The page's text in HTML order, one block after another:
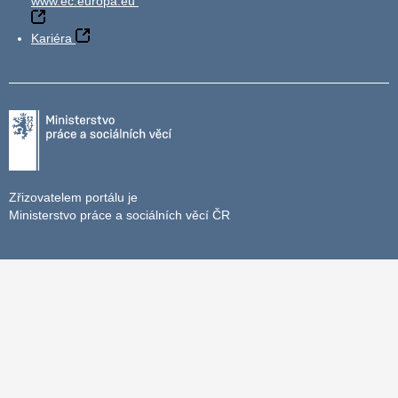
Kariéra
Zřizovatelem portálu je
Ministerstvo práce a sociálních věcí ČR